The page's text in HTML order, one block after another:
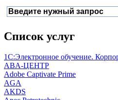
Список услуг
1С:Электронное обучение.
ABA-ЦЕНТР
Adobe Captivate Prime
AGA
AKDS